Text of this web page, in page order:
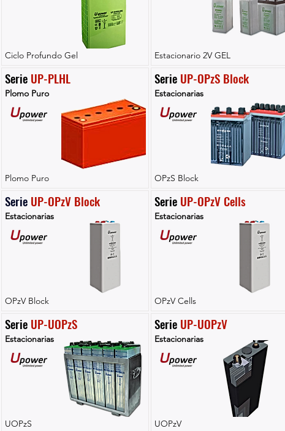
Ciclo Profundo Gel
Serie UP-PLHL
Plomo Puro
Plomo Puro
Serie UP-OPzV Block
Estacionarias
OPzV Block
Serie UP-UOPzS
Estacionarias
UOPzS
Estacionario 2V GEL
Serie UP-OPzS Block
Estacionarias
OPzS Block
Serie UP-OPzV Cells
Estacionarias
OPzV Cells
Serie UP-UOPzV
Estacionarias
UOPzV